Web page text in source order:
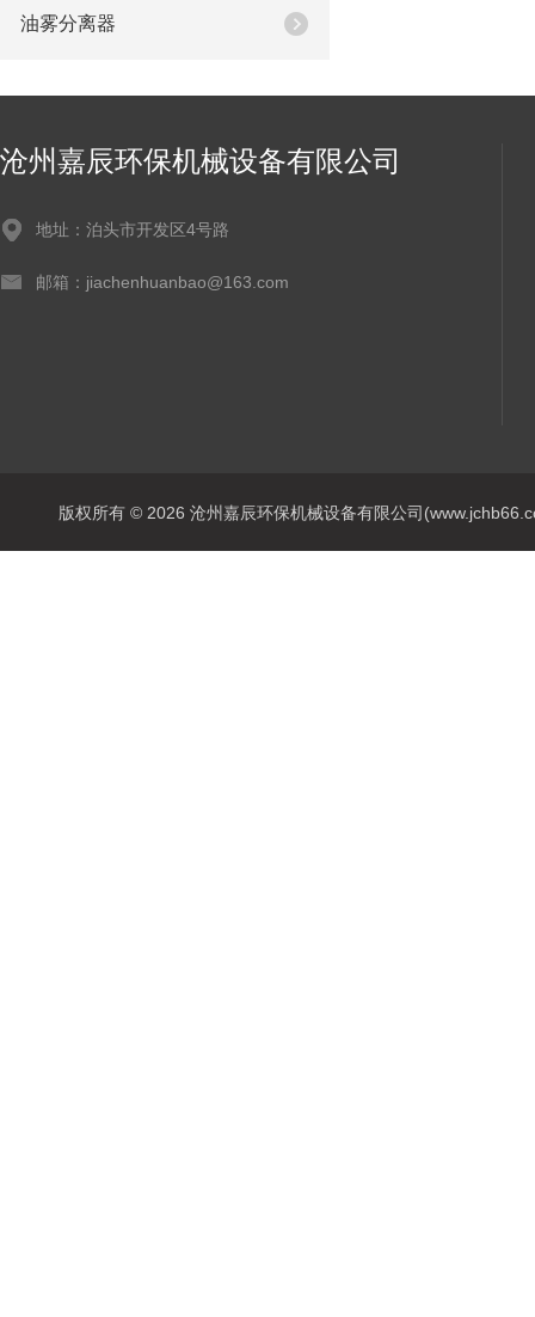
油雾分离器
沧州嘉辰环保机械设备有限公司
地址：泊头市开发区4号路
邮箱：jiachenhuanbao@163.com
版权所有 © 2026 沧州嘉辰环保机械设备有限公司